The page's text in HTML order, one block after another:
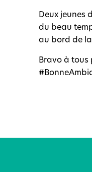
Deux jeunes
du beau
au bord de la
Bravo à tous